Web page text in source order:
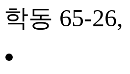
학동 65-26,